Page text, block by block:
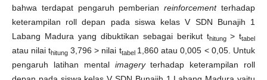
bahwa terdapat pengaruh pemberianreinforcementterhadap
keterampilan roll depan pada siswa kelas V SDN Bunajih 1
Labang Madura yang dibuktikan sebagai berikut thitung> ttabel
atau nilai thitung 3,796 > nilai ttabel 1,860 atau 0,005 < 0,05. Untuk
pengaruh latihan mental imageryterhadap keterampilan roll